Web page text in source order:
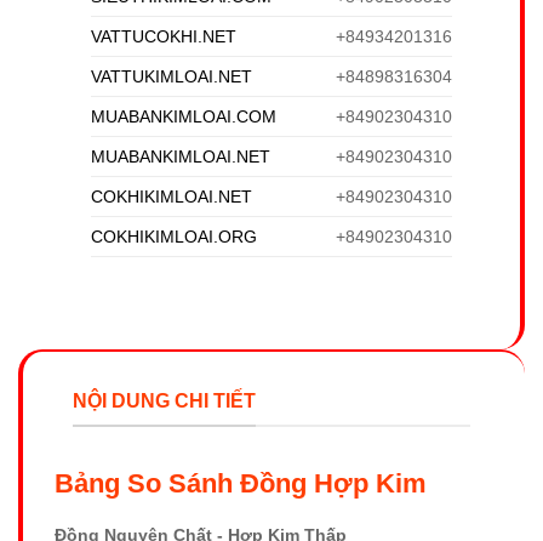
VATTUCOKHI.NET +84934201316
VATTUKIMLOAI.NET +84898316304
MUABANKIMLOAI.COM +84902304310
MUABANKIMLOAI.NET +84902304310
COKHIKIMLOAI.NET +84902304310
COKHIKIMLOAI.ORG +84902304310
NỘI DUNG CHI TIẾT
Bảng So Sánh Đồng Hợp Kim
Đồng Nguyên Chất - Hợp Kim Thấp